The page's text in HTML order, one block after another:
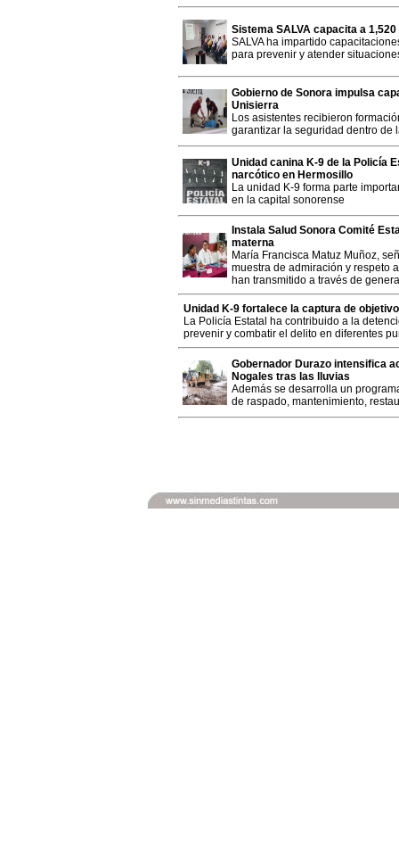
Sistema SALVA capacita a
SALVA ha impartido
para prevenir y atender
Gobierno de Sonora impulsa
Unisierra
Los asistentes recibieron
garantizar la seguridad dentro de
Unidad canina K-9 de la Policía
narcótico en Hermosillo
La unidad K-9 forma parte
en la capital sonorense
Instala Salud Sonora Comité
materna
María Francisca Matuz Muñoz,
muestra de admiración y respeto
han transmitido a través de
Unidad K-9 fortalece la captura de
La Policía Estatal ha contribuido a la
prevenir y combatir el delito en diferentes
Gobernador Durazo intensifica
Nogales tras las lluvias
Además se desarrolla un
de raspado, mantenimiento,